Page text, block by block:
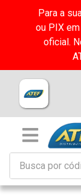
Para a
ou PIX
oficial.